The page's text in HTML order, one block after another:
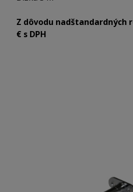
Z dôvodu nadštandardných
€ s DPH